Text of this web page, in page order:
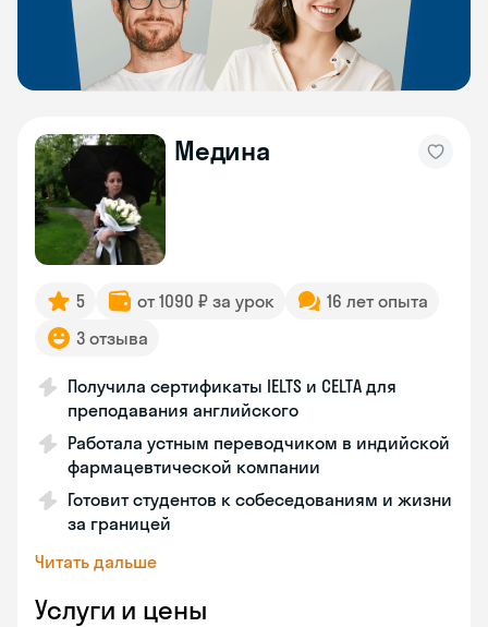
Медина
5 от 1090 ₽ за урок
16 лет опыта
3 отзыва
Получила сертификаты IELTS и CELTA для
преподавания английского
Работала устным переводчиком в индийской
фармацевтической компании
Готовит студентов к собеседованиям и жизни
за границей
Читать дальше
Услуги и цены